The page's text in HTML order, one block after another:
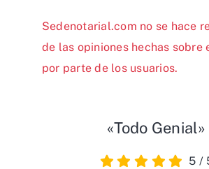
Sedenotarial.com no se hace
de las opiniones hechas sobre
por parte de los usuarios.
«Todo Genial»
5 /